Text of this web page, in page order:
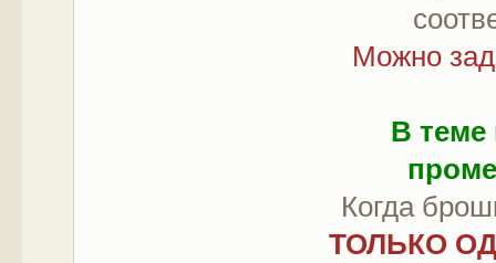
Можно
В
Когда
ТОЛЬКО